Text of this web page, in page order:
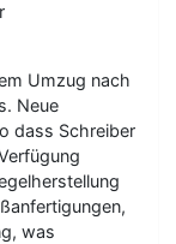
Umzug nach
Neue
dass Schreiber
was